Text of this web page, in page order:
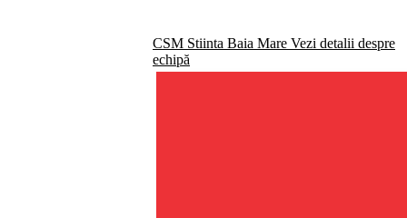
CSM Stiinta Baia Mare Vezi detalii despre
echipă